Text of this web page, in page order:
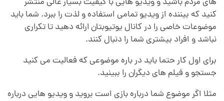
ی
و
ب
های مردم باشید و ویدیو هایی با کیفیت بسیار عالی منتشر
کنید که بیننده از ویدیو تمامی استفاده و لذت را ببرد. شما باید
موضوعات خاصی را در کانال یوتیوبتان ارائه دهید تا تکراری
نباشد و افراد بیشتری شما را دنبال کنند.
برای اول کار حتما باید در باره موضوعی که فعالیت می کنید
جستجو و فیلم های دیگران را ببینید.
مثلا اگر موضوع شما درباره بازی است بروید و ویدیو هایی درباره